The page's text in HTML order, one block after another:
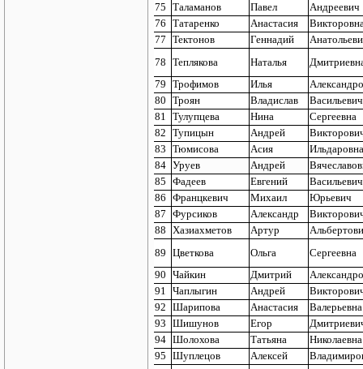
75 Таламанов Павел
Андреевич
76 Татаренко Анастасия
77 Тектонов Геннадий
78 Теплякова Наталья
79 Трофимов Илья
80 Троян Владислав
Васильевич
81
Тулупцева Нина
Сергеевна
82 Тупицын Андрей
83 Тюмисова Асия
Ильдаровна
84 Уруев Андрей
85 Фадеев Евгений
Васильевич
86 Францкевич Михаил
Юрьевич
87 Фурсиков Александр
88 Хазиахметов Артур
89 Цветкова Ольга
Сергеевна
90 Чайкин Дмитрий
91
Чаплыгин Андрей
92 Шарипова Анастасия
Валерьевна
93 Шишунов Егор
94 Шолохова Татьяна
Николаевна
95 Шуплецов Алексей